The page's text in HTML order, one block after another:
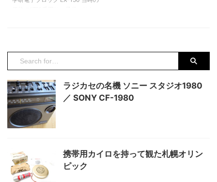
高嶺の花ともいうべき憧れの逸品
研電子ブロックEX-150を手にす
る事が出来ました。当時ものとし
てはコンデションが良く、これか
らゆっくりと遊びたいと思ってい
ます。 電子ブロックとは 抵抗や
製ブロックに組み ...
ラジカセの名機 ソニー スタジオ1980
／ SONY CF-1980
携帯用カイロを持って観た札幌オリン
ピック